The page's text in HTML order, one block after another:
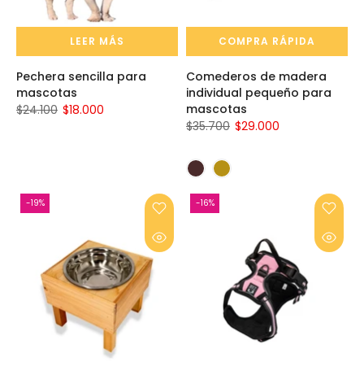
LEER MÁS
Pechera sencilla para
mascotas
$24.100 $18.000
COMPRA RÁPIDA
Comederos de madera
individual pequeño para
mascotas
$35.700 $29.000
-19% -16%